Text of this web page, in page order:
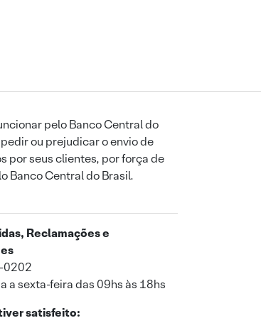
pelo Banco Central do
ou prejudicar o envio de
por seus clientes, por força de
Banco Central do Brasil.
Reclamações e
0202
a sexta-feira das 09hs às 18hs
satisfeito: